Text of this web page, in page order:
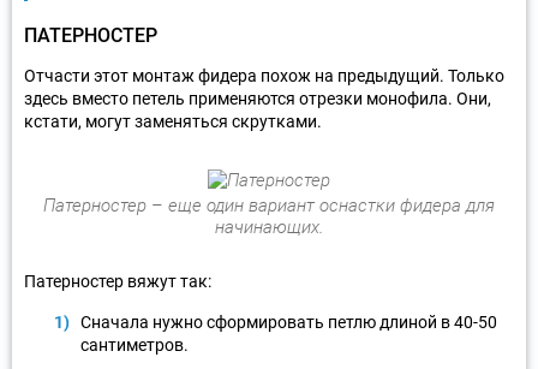
ПАТЕРНОСТЕР
Отчасти этот монтаж фидера похож на предыдущий. Только
здесь вместо петель применяются отрезки монофила. Они,
кстати, могут заменяться скрутками.
Патерностер – еще один вариант оснастки фидера для
начинающих.
Патерностер вяжут так:
Сначала нужно сформировать петлю длиной в 40-50
сантиметров.